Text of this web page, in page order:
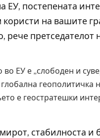
ЕУ, постепената
користи на вашите
рече претседателот
во ЕУ е „слободен и
геополитичка
е геостратешки
стабилноста